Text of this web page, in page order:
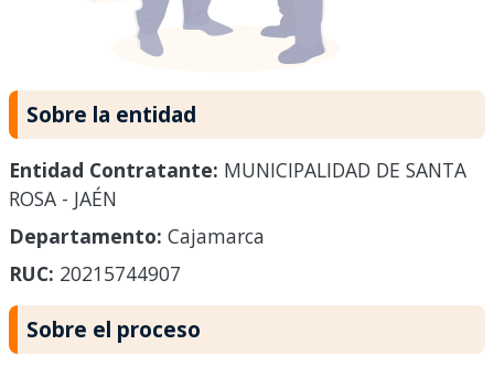
Sobre la entidad
Entidad Contratante: MUNICIPALIDAD DE SANTA
ROSA - JAÉN
Departamento: Cajamarca
RUC: 20215744907
Sobre el proceso